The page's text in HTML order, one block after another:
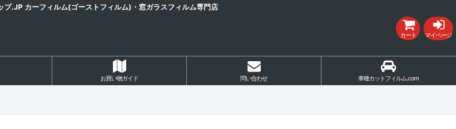
プ.JP カーフィルム(ゴーストフィルム)・窓ガラスフィルム専門店
カート マイページ
お買い物ガイド 問い合わせ 車種カットフィルム.com